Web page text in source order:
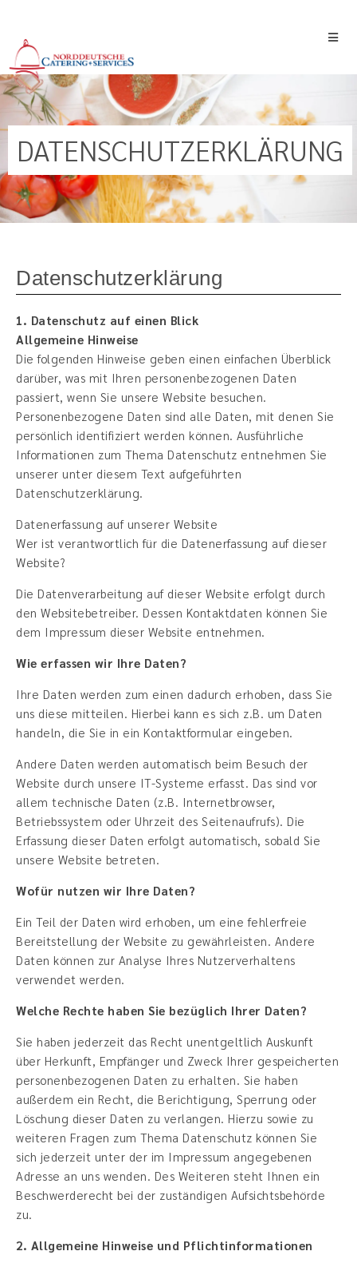
DATENSCHUTZERKLÄRUNG
Datenschutzerklärung
1. Datenschutz auf einen Blick
Allgemeine Hinweise
Die folgenden Hinweise geben einen einfachen Überblick
darüber, was mit Ihren personenbezogenen Daten
passiert, wenn Sie unsere Website besuchen.
Personenbezogene Daten sind alle Daten, mit denen Sie
persönlich identifiziert werden können. Ausführliche
Informationen zum Thema Datenschutz entnehmen Sie
unserer unter diesem Text aufgeführten
Datenschutzerklärung.
Datenerfassung auf unserer Website
Wer ist verantwortlich für die Datenerfassung auf dieser
Website?
Die Datenverarbeitung auf dieser Website erfolgt durch
den Websitebetreiber. Dessen Kontaktdaten können Sie
dem Impressum dieser Website entnehmen.
Wie erfassen wir Ihre Daten?
Ihre Daten werden zum einen dadurch erhoben, dass Sie
uns diese mitteilen. Hierbei kann es sich z.B. um Daten
handeln, die Sie in ein Kontaktformular eingeben.
Andere Daten werden automatisch beim Besuch der
Website durch unsere IT-Systeme erfasst. Das sind vor
allem technische Daten (z.B. Internetbrowser,
Betriebssystem oder Uhrzeit des Seitenaufrufs). Die
Erfassung dieser Daten erfolgt automatisch, sobald Sie
unsere Website betreten.
Wofür nutzen wir Ihre Daten?
Ein Teil der Daten wird erhoben, um eine fehlerfreie
Bereitstellung der Website zu gewährleisten. Andere
Daten können zur Analyse Ihres Nutzerverhaltens
verwendet werden.
Welche Rechte haben Sie bezüglich Ihrer Daten?
Sie haben jederzeit das Recht unentgeltlich Auskunft
über Herkunft, Empfänger und Zweck Ihrer gespeicherten
personenbezogenen Daten zu erhalten. Sie haben
außerdem ein Recht, die Berichtigung, Sperrung oder
Löschung dieser Daten zu verlangen. Hierzu sowie zu
weiteren Fragen zum Thema Datenschutz können Sie
sich jederzeit unter der im Impressum angegebenen
Adresse an uns wenden. Des Weiteren steht Ihnen ein
Beschwerderecht bei der zuständigen Aufsichtsbehörde
zu.
2. Allgemeine Hinweise und Pflichtinformationen